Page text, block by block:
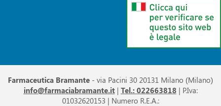
Farmaceutica Bramante - via Pacini 30 20131 Milano (Milano)
info@farmaciabramante.it| Tel.: 022663818 | P.Iva:
01032620153 | Numero R.E.A.: